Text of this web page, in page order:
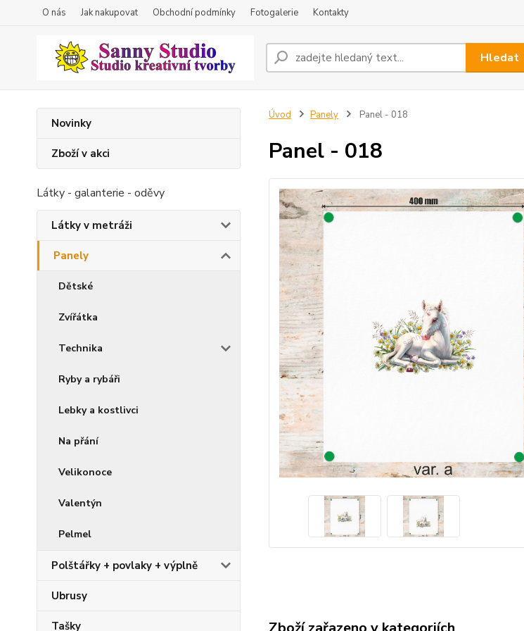
O nás Jak nakupovat Obchodní podmínky Fotogalerie Kontakty
Hledat
Novinky
Zboží v akci
Látky - galanterie - oděvy
Látky v metráži
Panely
Dětské
Zvířátka
Technika
Ryby a rybáři
Lebky a kostlivci
Na přání
Velikonoce
Valentýn
Pelmel
Polštářky + povlaky + výplně
Ubrusy
Tašky
Úvod Panely Panel - 018
Panel - 018